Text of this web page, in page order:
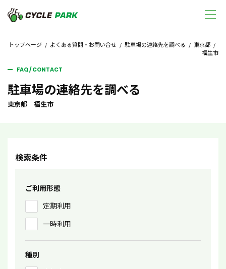
トップページ / よくある質問・お問い合せ / 駐車場の連絡先を調べる / 東京都 /
福生市
FAQ / CONTACT
駐車場の連絡先を調べる
東京都 福生市
検索条件
ご利用形態
定期利用
一時利用
種別